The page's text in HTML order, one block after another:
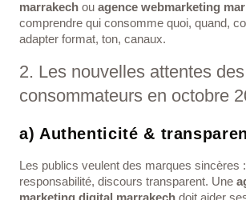
marrakech ou agence webmarketing
comprendre qui consomme quoi, quand,
adapter format, ton, canaux.
2. Les nouvelles attentes des
consommateurs en octobre
a) Authenticité &
Les publics veulent des marques sincères
responsabilité, discours transparent. Une
marketing digital marrakech doit aider